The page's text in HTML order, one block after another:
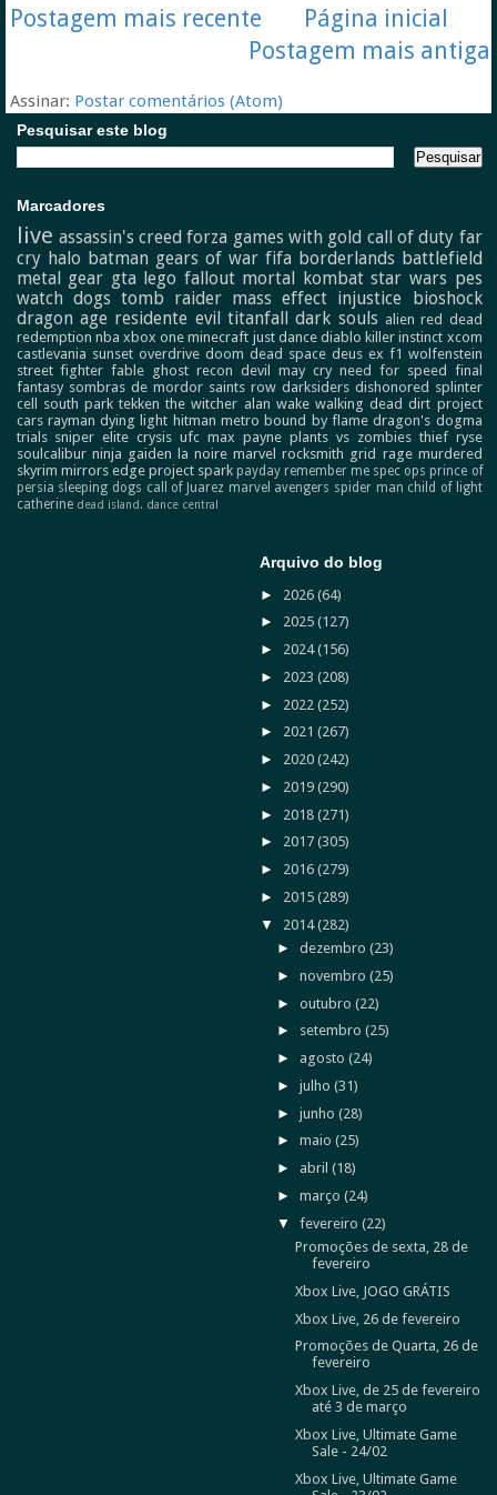
Postagem mais recente
Postagem mais antiga
Página inicial
Assinar: Postar comentários (Atom)
Pesquisar este blog
Marcadores
live assassin's creed forza games with gold call of duty far
cry halo batman gears of war fifa borderlands battlefield
metal gear gta lego fallout mortal kombat star wars pes
watch dogs tomb raider mass effect injustice bioshock
dragon age residente evil titanfall dark souls alien red dead
redemption nba xbox one minecraft just dance diablo killer instinct xcom
castlevania sunset overdrive doom dead space deus ex f1 wolfenstein
street fighter fable ghost recon devil may cry need for speed final
fantasy sombras de mordor saints row darksiders dishonored splinter
cell
south park tekken the witcher alan wake walking dead dirt project
cars rayman dying light hitman metro bound by flame dragon's dogma
trials sniper elite crysis ufc max payne plants vs zombies thief ryse
soulcalibur ninja gaiden la noire marvel rocksmith grid rage murdered
skyrim mirrors edge project spark payday remember me spec ops prince of
persia sleeping dogs call of Juarez marvel avengers spider man child of light
catherine dead island. dance central
Arquivo do blog
► 2026 (64)
► 2025 (127)
► 2024(156)
► 2023 (208)
► 2022 (252)
► 2021 (267)
► 2020 (242)
► 2019 (290)
► 2018 (271)
► 2017 (305)
► 2016 (279)
► 2015 (289)
▼ 2014(282)
►dezembro(23)
►novembro(25)
►outubro(22)
► setembro(25)
► agosto(24)
►julho(31)
►junho(28)
►maio(25)
► abril(18)
►março(24)
▼fevereiro(22)
Promoções de sexta, 28 de
fevereiro
Xbox Live, JOGO GRÁTIS
Xbox Live, 26 de fevereiro
Promoções de Quarta, 26 de
fevereiro
Xbox Live, de 25 de fevereiro
até 3 de março
Xbox Live, Ultimate Game
Sale - 24/02
Xbox Live, Ultimate Game